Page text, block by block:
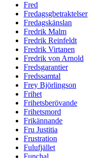
Fred
Fredagsgbetraktelser
Fredagskänslan
Fredrik Malm
Fredrik Reinfeldt
Fredrik Virtanen
Fredrik von Arnold
Fredsgarantier
Fredssamtal
Frey Björlingson
Frihet
Frihetsberövande
Frihetsmord
Frikännande
Fru Justitia
Frustration
Fulufjället
Funchal